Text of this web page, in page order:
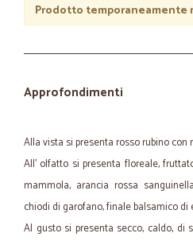
Prodotto temporaneamente
Approfondimenti
Alla vista si presenta rosso rubino con
All' olfatto si presenta floreale,
mammola, arancia rossa
chiodi di garofano, finale balsamico
Al gusto si presenta secco, caldo, di